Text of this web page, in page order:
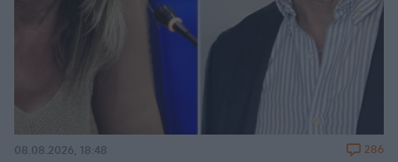
08.08.2026, 18:48 286